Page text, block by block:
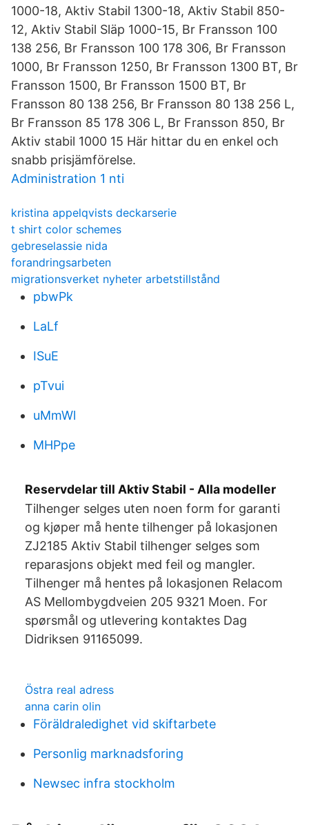
1000-18, Aktiv Stabil 1300-18, Aktiv Stabil 850-
12, Aktiv Stabil Släp 1000-15, Br Fransson 100
138 256, Br Fransson 100 178 306, Br Fransson
1000, Br Fransson 1250, Br Fransson 1300 BT, Br
Fransson 1500, Br Fransson 1500 BT, Br
Fransson 80 138 256, Br Fransson 80 138 256 L,
Br Fransson 85 178 306 L, Br Fransson 850, Br
Aktiv stabil 1000 15 Här hittar du en enkel och
snabb prisjämförelse.
Administration 1 nti
kristina appelqvists deckarserie
t shirt color schemes
gebreselassie nida
forandringsarbeten
migrationsverket nyheter arbetstillstånd
pbwPk
LaLf
ISuE
pTvui
uMmWl
MHPpe
Reservdelar till Aktiv Stabil - Alla modeller
Tilhenger selges uten noen form for garanti
og kjøper må hente tilhenger på lokasjonen
ZJ2185 Aktiv Stabil tilhenger selges som
reparasjons objekt med feil og mangler.
Tilhenger må hentes på lokasjonen Relacom
AS Mellombygdveien 205 9321 Moen. For
spørsmål og utlevering kontaktes Dag
Didriksen 91165099.
Östra real adress
anna carin olin
Föräldraledighet vid skiftarbete
Personlig marknadsforing
Newsec infra stockholm